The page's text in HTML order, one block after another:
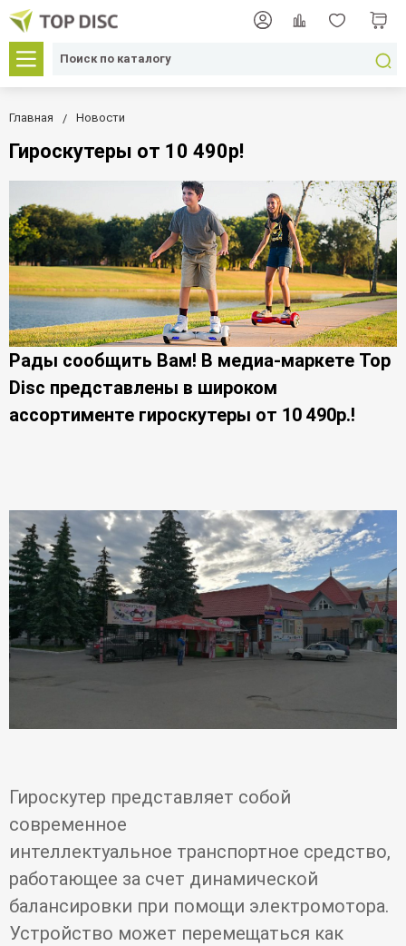
Главная Новости
Гироскутеры от 10 490р!
Рады сообщить Вам! В медиа-маркете Top
Disc представлены в широком
ассортименте гироскутеры от 10 490р.!
Гироскутер представляет собой
современное
интеллектуальное транспортное средство,
работающее за счет динамической
балансировки при помощи электромотора.
Устройство может перемещаться как